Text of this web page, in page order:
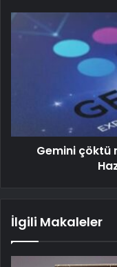
Gemini çöktü
İlgili Makaleler